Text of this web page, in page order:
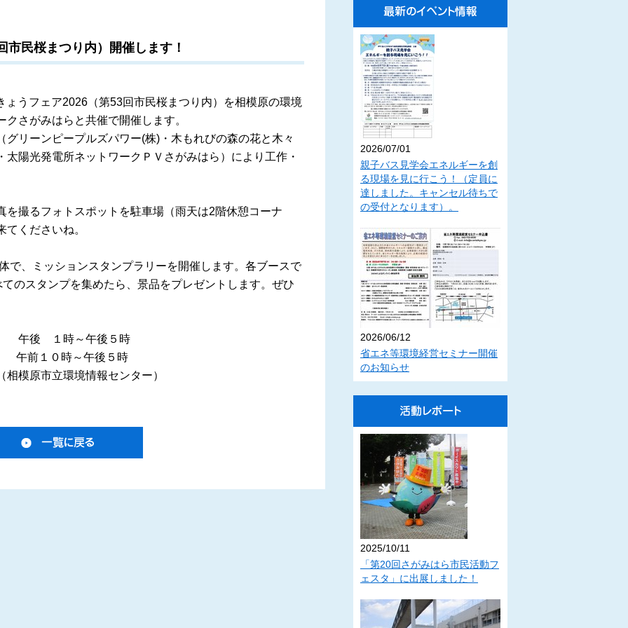
民桜まつり内）開催します！
ょうフェア2026（第53回市民桜まつり内）を相模原の環境
さがみはらと共催で開催します。
リーンピープルズパワー(株)・木もれびの森の花と木々
陽光発電所ネットワークＰＶさがみはら）により工作・
を撮るフォトスポットを駐車場（雨天は2階休憩コーナ
くださいね。
で、ミッションスタンプラリーを開催します。各ブースで
のスタンプを集めたら、景品をプレゼントします。ぜひ
午後 １時～午後５時
時～午後５時
模原市立環境情報センター）
2026/07/01
親子バス見学会エネルギーを創
る現場を見に行こう！（定員に
達しました。キャンセル待ちで
の受付となります）。
2026/06/12
省エネ等環境経営セミナー開催
のお知らせ
2025/10/11
「第20回さがみはら市民活動フ
ェスタ」に出展しました！